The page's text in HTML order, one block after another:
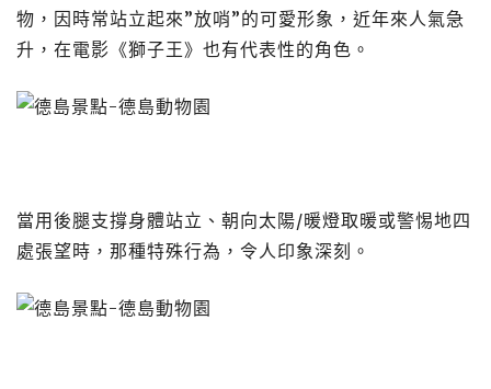
物，因時常站立起來”放哨”的可愛形象，近年來人氣急
升，在電影《獅子王》也有代表性的角色。
當用後腿支撐身體站立、朝向太陽/暖燈取暖或警惕地四
處張望時，那種特殊行為，令人印象深刻。